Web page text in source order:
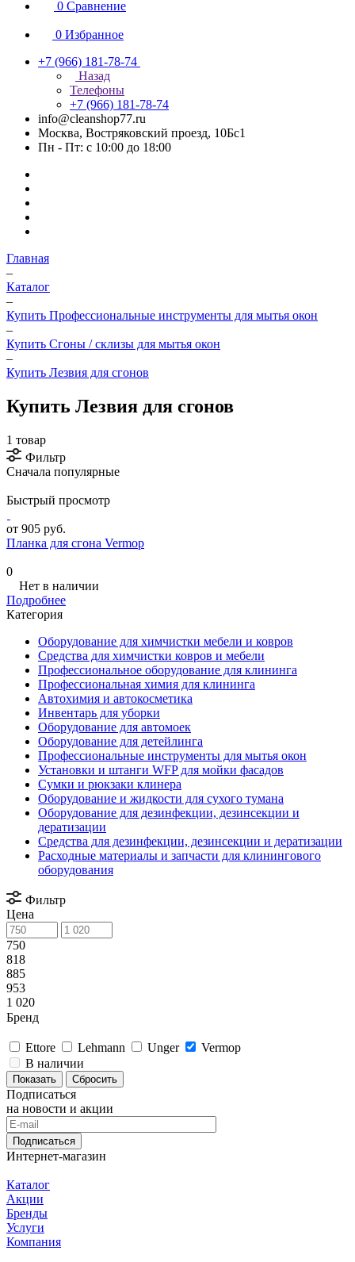
0 Сравнение
0 Избранное
+7 (966) 181-78-74
Назад
Телефоны
+7 (966) 181-78-74
info@cleanshop77.ru
Москва, Востряковский проезд, 10Бс1
Пн - Пт: с 10:00 до 18:00
Главная
–
Каталог
–
Купить Профессиональные инструменты для мытья окон
–
Купить Сгоны / склизы для мытья окон
–
Купить Лезвия для сгонов
Купить Лезвия для сгонов
1 товар
Фильтр
Сначала популярные
Быстрый просмотр
от 905 руб.
Планка для сгона Vermop
0
Нет в наличии
Подробнее
Категория
Оборудование для химчистки мебели и ковров
Средства для химчистки ковров и мебели
Профессиональное оборудование для клининга
Профессиональная химия для клининга
Автохимия и автокосметика
Инвентарь для уборки
Оборудование для автомоек
Оборудование для детейлинга
Профессиональные инструменты для мытья окон
Установки и штанги WFP для мойки фасадов
Сумки и рюкзаки клинера
Оборудование и жидкости для сухого тумана
Оборудование для дезинфекции, дезинсекции и
дератизации
Средства для дезинфекции, дезинсекции и дератизации
Расходные материалы и запчасти для клинингового
оборудования
Фильтр
Цена
750
818
885
953
1 020
Бренд
Ettore Lehmann Unger
Vermop
В наличии
Сбросить
Подписаться
на новости и акции
Подписаться
Интернет-магазин
Каталог
Акции
Бренды
Услуги
Компания